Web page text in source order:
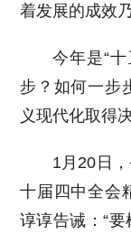
着发展的成效
今年是“
步？如何一步
义现代化取得
1月20日
十届四中全会
谆谆告诫：“